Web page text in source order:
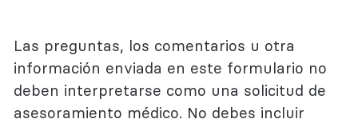
Las preguntas, los comentarios u otra
información enviada en este formulario no
deben interpretarse como una solicitud de
asesoramiento médico. No debes incluir